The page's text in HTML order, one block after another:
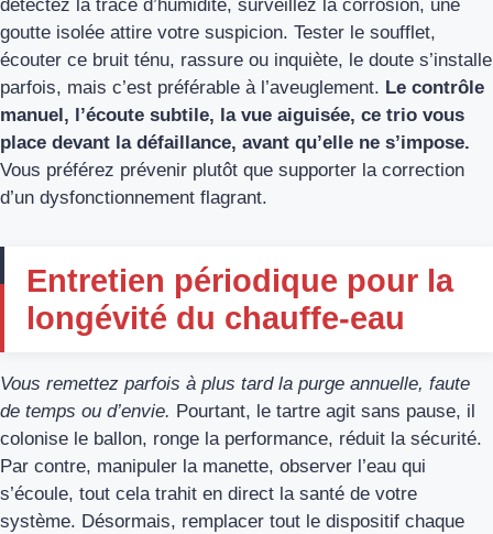
détectez la trace d’humidité, surveillez la corrosion, une
goutte isolée attire votre suspicion. Tester le soufflet,
écouter ce bruit ténu, rassure ou inquiète, le doute s’installe
parfois, mais c’est préférable à l’aveuglement. Le contrôle
manuel, l’écoute subtile, la vue aiguisée, ce trio vous
place devant la défaillance, avant qu’elle ne s’impose.
Vous préférez prévenir plutôt que supporter la correction
d’un dysfonctionnement flagrant.
Entretien périodique pour la
longévité du chauffe-eau
Vous remettez parfois à plus tard la purge annuelle, faute
de temps ou d’envie. Pourtant, le tartre agit sans pause, il
colonise le ballon, ronge la performance, réduit la sécurité.
Par contre, manipuler la manette, observer l’eau qui
s’écoule, tout cela trahit en direct la santé de votre
système. Désormais, remplacer tout le dispositif chaque